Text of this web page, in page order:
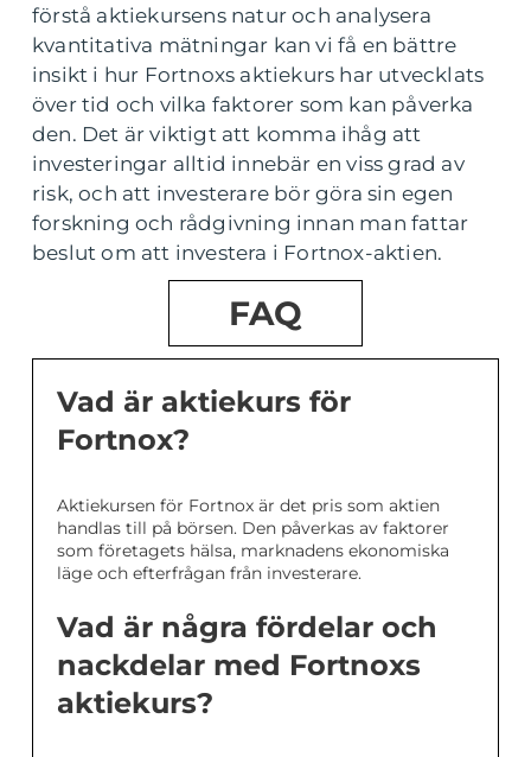
förstå aktiekursens natur och analysera
kvantitativa mätningar kan vi få en bättre
insikt i hur Fortnoxs aktiekurs har utvecklats
över tid och vilka faktorer som kan påverka
den. Det är viktigt att komma ihåg att
investeringar alltid innebär en viss grad av
risk, och att investerare bör göra sin egen
forskning och rådgivning innan man fattar
beslut om att investera i Fortnox-aktien.
FAQ
Vad är aktiekurs för
Fortnox?
Aktiekursen för Fortnox är det pris som aktien
handlas till på börsen. Den påverkas av faktorer
som företagets hälsa, marknadens ekonomiska
läge och efterfrågan från investerare.
Vad är några fördelar och
nackdelar med Fortnoxs
aktiekurs?